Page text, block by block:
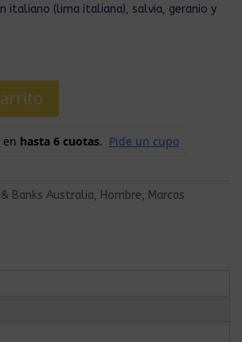
italiano (lima italiana), salvia, geranio y
Banks Australia, Hombre, Marcas